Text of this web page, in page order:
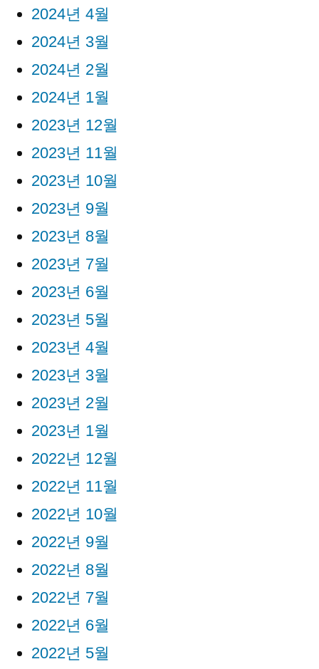
2024년 4월
2024년 3월
2024년 2월
2024년 1월
2023년 12월
2023년 11월
2023년 10월
2023년 9월
2023년 8월
2023년 7월
2023년 6월
2023년 5월
2023년 4월
2023년 3월
2023년 2월
2023년 1월
2022년 12월
2022년 11월
2022년 10월
2022년 9월
2022년 8월
2022년 7월
2022년 6월
2022년 5월